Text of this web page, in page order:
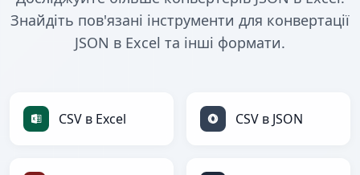
Знайдіть пов'язані інструменти для конвертації
JSON в Excel та інші формати.
CSV в Excel CSV в JSON